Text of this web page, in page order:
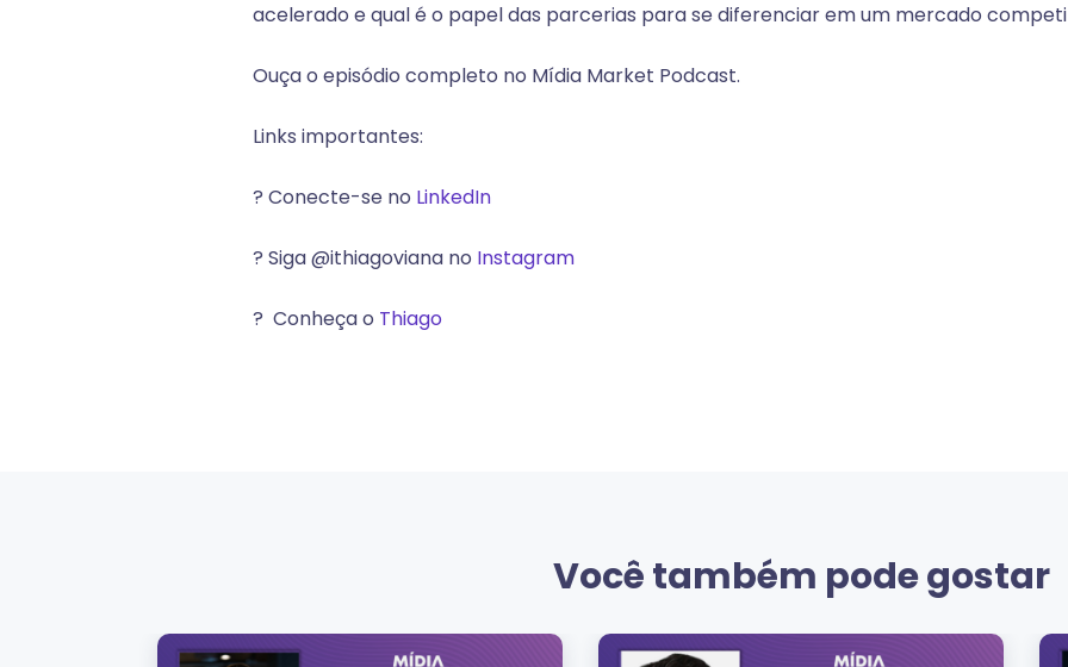
acelerado e qual é o papel das parcerias para se diferenciar em um mercado
Ouça o episódio completo no Mídia Market Podcast.
Links importantes:
? Conecte-se no LinkedIn
? Siga @ithiagoviana no Instagram
? Conheça o Thiago
Você também pode gostar